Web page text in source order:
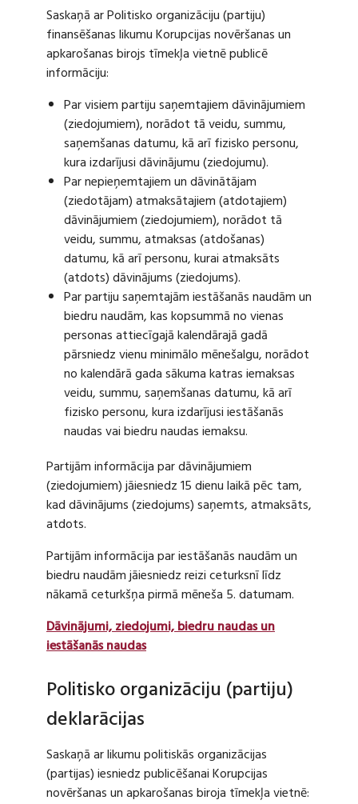
Saskaņā ar Politisko organizāciju (partiju)
finansēšanas likumu Korupcijas novēršanas un
apkarošanas birojs tīmekļa vietnē publicē
informāciju:
Par visiem partiju saņemtajiem dāvinājumiem
(ziedojumiem), norādot tā veidu, summu,
saņemšanas datumu, kā arī fizisko personu,
kura izdarījusi dāvinājumu (ziedojumu).
Par nepieņemtajiem un dāvinātājam
(ziedotājam) atmaksātajiem (atdotajiem)
dāvinājumiem (ziedojumiem), norādot tā
veidu, summu, atmaksas (atdošanas)
datumu, kā arī personu, kurai atmaksāts
(atdots) dāvinājums (ziedojums).
Par partiju saņemtajām iestāšanās naudām un
biedru naudām, kas kopsummā no vienas
personas attiecīgajā kalendārajā gadā
pārsniedz vienu minimālo mēnešalgu, norādot
no kalendārā gada sākuma katras iemaksas
veidu, summu, saņemšanas datumu, kā arī
fizisko personu, kura izdarījusi iestāšanās
naudas vai biedru naudas iemaksu.
Partijām informācija par dāvinājumiem
(ziedojumiem) jāiesniedz 15 dienu laikā pēc tam,
kad dāvinājums (ziedojums) saņemts, atmaksāts,
atdots.
Partijām informācija par iestāšanās naudām un
biedru naudām jāiesniedz reizi ceturksnī līdz
nākamā ceturkšņa pirmā mēneša 5. datumam.
Dāvinājumi, ziedojumi, biedru naudas un
iestāšanās naudas
Politisko organizāciju (partiju)
deklarācijas
Saskaņā ar likumu politiskās organizācijas
(partijas) iesniedz publicēšanai Korupcijas
novēršanas un apkarošanas biroja tīmekļa vietnē: